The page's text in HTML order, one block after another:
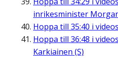
inrikesminister
Hoppa till 35:40 i
Hoppa till 36:48 i
Karkiainen (S)